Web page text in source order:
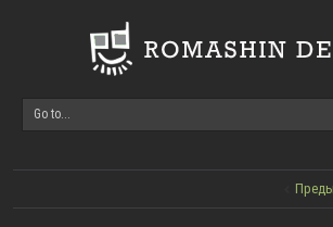
Go to...